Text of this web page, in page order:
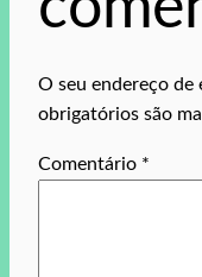
O seu endereço de
obrigatórios são
Comentário *